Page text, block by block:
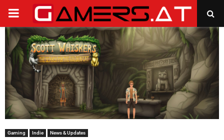
PRIMARY
MENU
Gaming Indie News & Updates